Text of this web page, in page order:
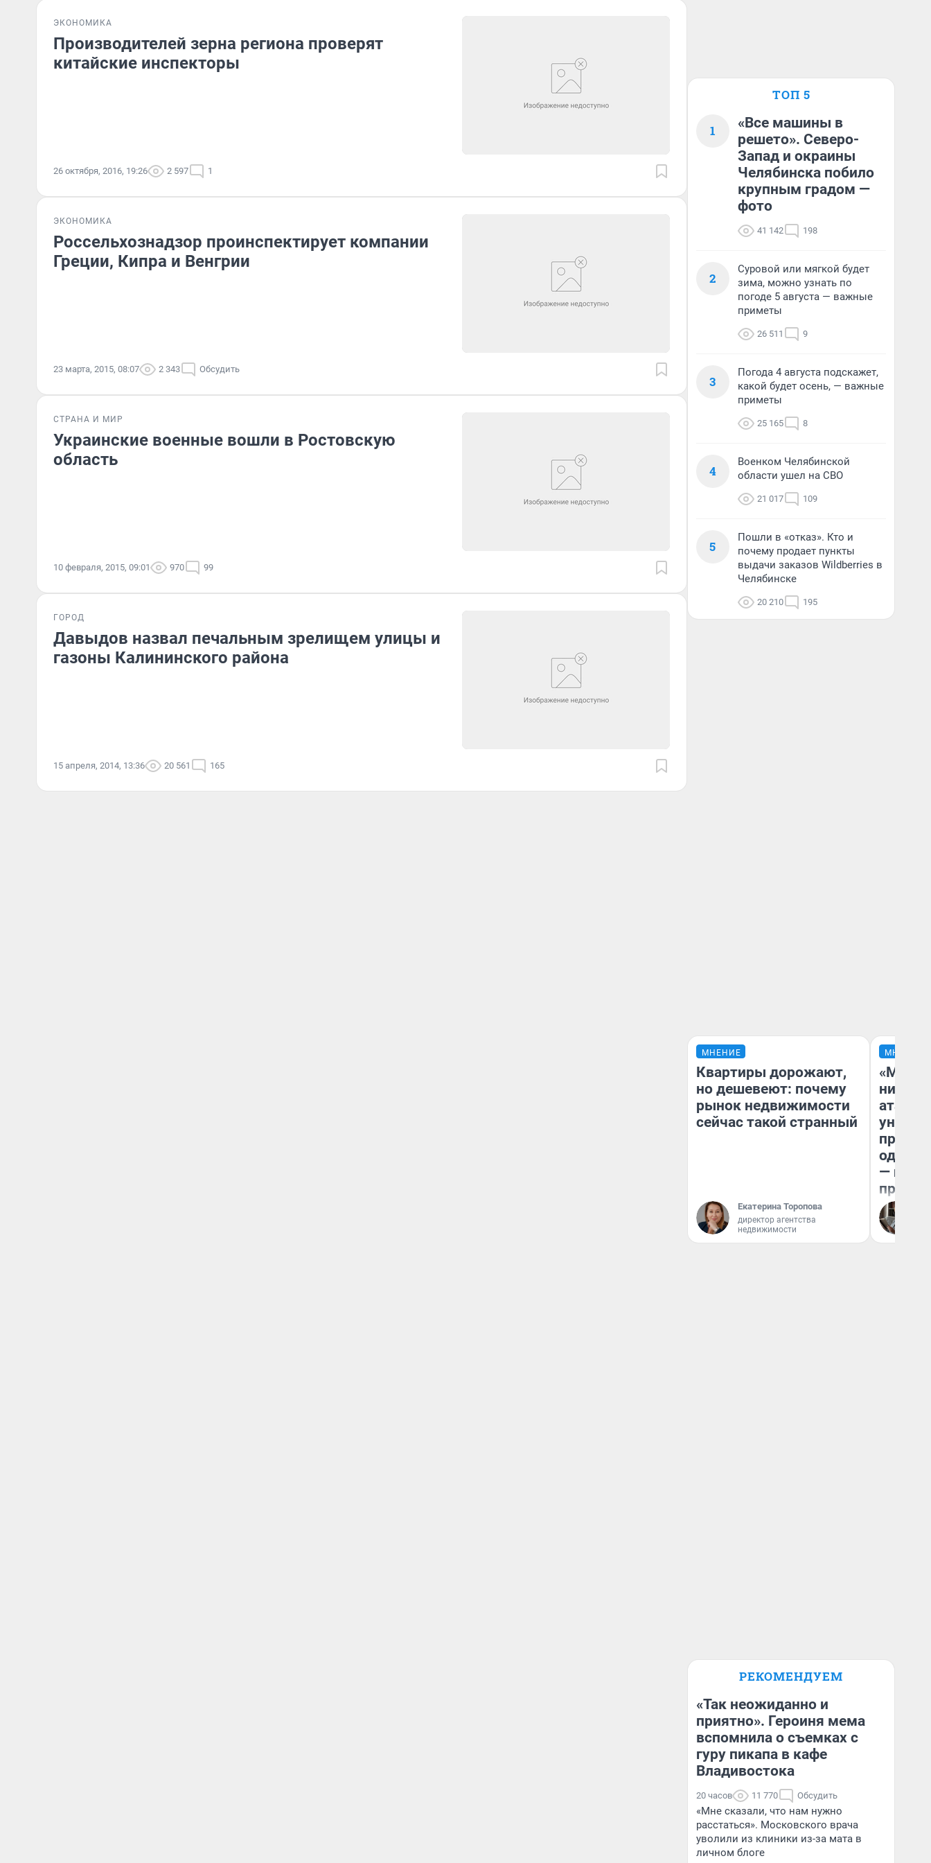
ЭКОНОМИКА
Производителей зерна региона проверят
китайские инспекторы
26 октября, 2016, 19:26 2 597 1
ЭКОНОМИКА
Россельхознадзор проинспектирует компании
Греции, Кипра и Венгрии
23 марта, 2015, 08:07 2 343 Обсудить
СТРАНА И МИР
Украинские военные вошли в Ростовскую
область
10 февраля, 2015, 09:01 970 99
ГОРОД
Давыдов назвал печальным зрелищем улицы и
газоны Калининского района
15 апреля, 2014, 13:36 20 561 165
ТОП 5
1
«Все машины в
решето». Северо-
Запад и окраины
Челябинска побило
крупным градом —
фото
41 142 198
2
Суровой или мягкой будет
зима, можно узнать по
погоде 5 августа — важные
приметы
26 511 9
3
Погода 4 августа подскажет,
какой будет осень, — важные
приметы
25 165 8
4
Военком Челябинской
области ушел на СВО
21 017 109
5
Пошли в «отказ». Кто и
почему продает пункты
выдачи заказов Wildberries в
Челябинске
20 210 195
МНЕНИЕ
Квартиры дорожают,
но дешевеют: почему
рынок недвижимости
сейчас такой странный
Екатерина Торопова
директор агентства
недвижимости
МНЕНИЕ
атаки
—
РЕКОМЕНДУЕМ
«Так неожиданно и
приятно». Героиня мема
вспомнила о съемках с
гуру пикапа в кафе
Владивостока
20 часов 11 770 Обсудить
«Мне сказали, что нам нужно
расстаться». Московского врача
уволили из клиники из-за мата в
личном блоге